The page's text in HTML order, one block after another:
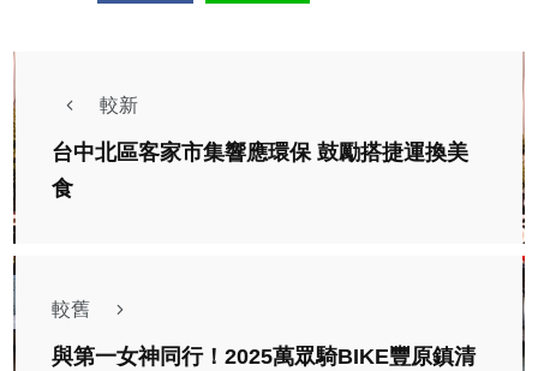
較新
台中北區客家市集響應環保 鼓勵搭捷運換美
食
較舊
與第一女神同行！2025萬眾騎BIKE豐原鎮清